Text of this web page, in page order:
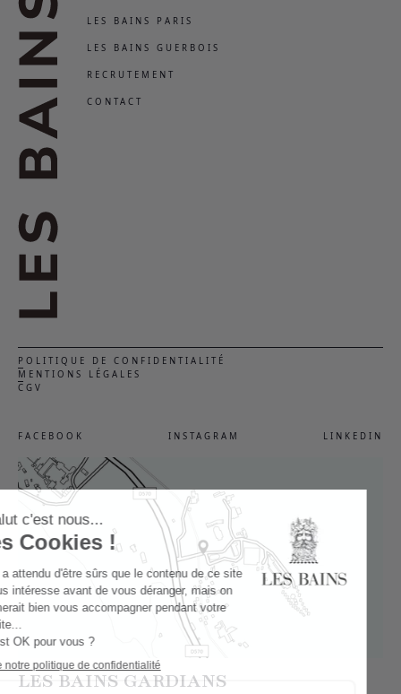
LES BAINS PARIS
LES BAINS GUERBOIS
RECRUTEMENT
CONTACT
POLITIQUE DE CONFIDENTIALITÉ
MENTIONS LÉGALES
CGV
FACEBOOK INSTAGRAM LINKEDIN
LES BAINS GARDIANS